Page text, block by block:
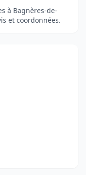
à Bagnères-de-
et coordonnées.